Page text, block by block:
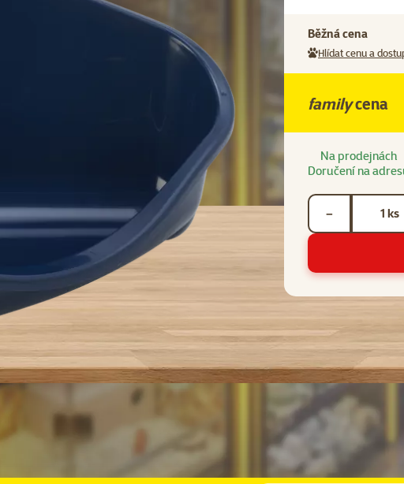
Běžná cena
Hlídat cenu a
familycena
Na prodejnách
Doručení na
ks
−